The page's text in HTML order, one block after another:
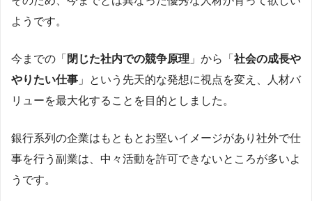
ようです。
今までの「 閉じた社内での競争原理 」から「 社会の成長や
やりたい仕事 」という先天的な発想に視点を変え、人材バ
リューを最大化することを目的としました。
銀行系列の企業はもともとお堅いイメージがあり社外で仕
事を行う副業は、中々活動を許可できないところが多いよ
うです。